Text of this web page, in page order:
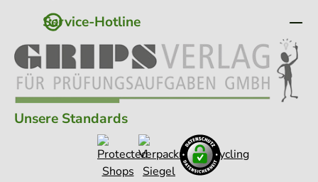
Service-Hotline
Unsere Standards